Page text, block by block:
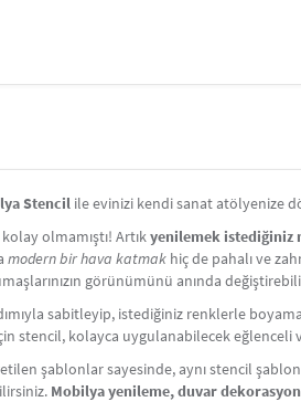
Stencil ile evinizi kendi sanat atölyenize
olmamıştı! Artıkyenilemek istediğiniz
modern bir hava katmak hiç de pahalı ve
görünümünü anında
sabitleyip, istediğiniz renklerle
stencil, kolayca uygulanabilecek eğlenceli
şablonlar sayesinde, aynı stencil
Mobilya yenileme, duvar